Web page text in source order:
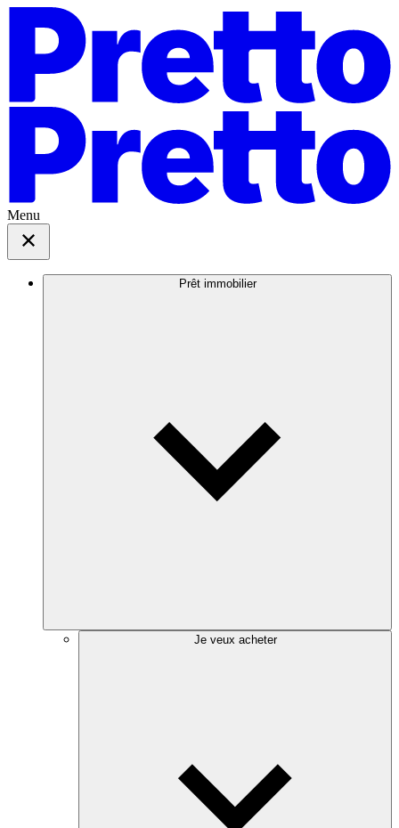
Menu
Prêt immobilier
Je veux acheter